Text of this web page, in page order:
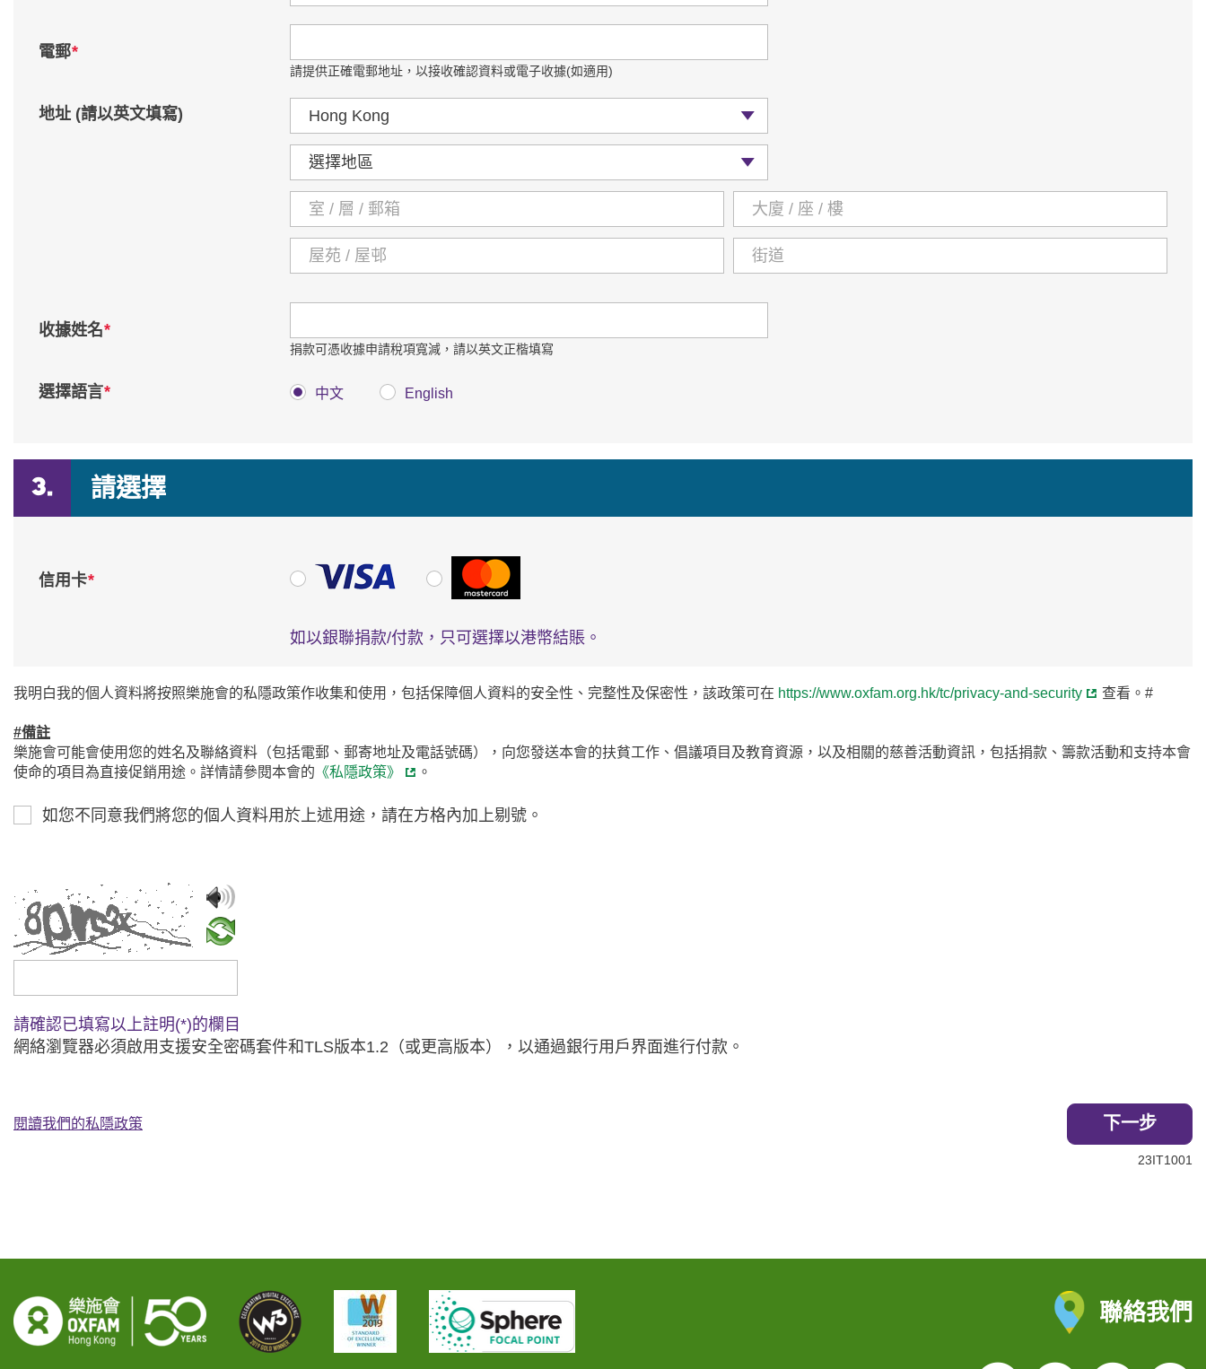
電郵*
請提供正確電郵地址，以接收確認資料或電子收據(如適用)
地址 (請以英文填寫)
收據姓名*
捐款可憑收據申請稅項寬減，請以英文正楷填寫
選擇語言* 中文 English
請選擇
信用卡*
如以銀聯捐款/付款，只可選擇以港幣結賬。
我明白我的個人資料將按照樂施會的私隱政策作收集和使用，包括保障個人資料的安全性、完整性及保密性，該政策可在 https://www.oxfam.org.hk/tc/privacy-and-security 查看。#
#備註
樂施會可能會使用您的姓名及聯絡資料（包括電郵、郵寄地址及電話號碼），向您發送本會的扶貧工作、倡議項目及教育資源，以及相關的慈善活動資訊，包括捐款、籌款活動和支持本會
使命的項目為直接促銷用途。詳情請參閱本會的 《私隱政策》 。
如您不同意我們將您的個人資料用於上述用途，請在方格內加上剔號。
請輸入驗證碼
請確認已填寫以上註明(*)的欄目
網絡瀏覽器必須啟用支援安全密碼套件和TLS版本1.2（或更高版本），以通過銀行用戶界面進行付款。
閱讀我們的私隱政策 下一步
23IT1001
聯絡我們